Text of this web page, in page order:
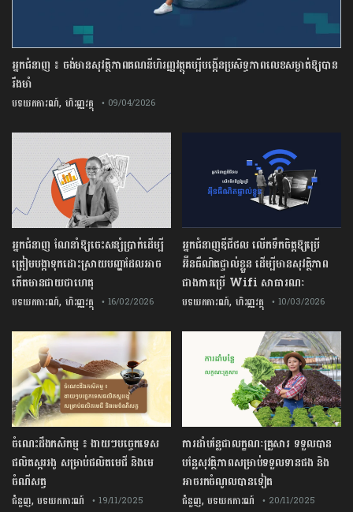
អ្នកជំនាញ ៖ ចង់មានសុវត្ថិភាពគណនីហិរញ្ញវត្ថុគប្បីបង្កើនប្រសិទ្ធភាពលេខសម្ងាត់ឱ្យបាន
រឹងមាំ
បទយកការណ៍, ហិរញ្ញវត្ថុ • 09/04/2026
អ្នកជំនាញឌីជីថល លើកទឹកចិត្តឱ្យប្រើ
អ៊ីនធឺណិតផ្ទាល់ខ្លួន ដើម្បីមានសុវត្ថិភាព
ជាងការប្រើ Wifi​ សាធារណៈ
បទយកការណ៍, ហិរញ្ញវត្ថុ • 10/03/2026
អ្នកជំនាញ ណែនាំឱ្យចេះសន្សំប្រាក់ដើម្បី
ត្រៀមបង្កាទុកដោះស្រាយបញ្ហាដែលអាច
កើតមានជាយថាហេតុ
បទយកការណ៍, ហិរញ្ញវត្ថុ • 16/02/2026
ការដាំបន្លែជាលក្ខណៈគ្រួសារ ទទួលបាន
បន្លែសុវត្ថិភាពសម្រាប់ទទួលទានផង និង
អាចរកចំណូលបានទៀត
ជំនួញ,បទយកការណ៍ • 20/11/2025
ចំណេះដឹងកសិកម្ម ៖ ងាយៗបច្ចេកទេស
ផលិតស្កររងូ សម្រាប់ផលិតមេជី និងមេ
ចំណីសត្វ
ជំនួញ,បទយកការណ៍ • 19/11/2025